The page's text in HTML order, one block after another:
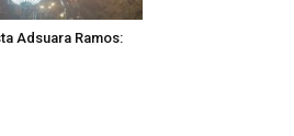
Adsuara Ramos: